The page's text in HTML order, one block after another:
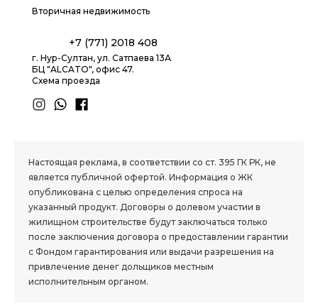
Вторичная недвижимость
+7 (771) 2018 408
г. Нур-Султан, ул. Сатпаева 13А
БЦ "ALCATO", офис 47.
Схема проезда
Настоящая реклама, в соответствии со ст. 395 ГК РК, не
является публичной офертой. Информация о ЖК
опубликована с целью определения спроса на
указанный продукт. Договоры о долевом участии в
жилищном строительстве будут заключаться только
после заключения договора о предоставлении гарантии
с Фондом гарантирования или выдачи разрешения на
привлечение денег дольщиков местным
исполнительным органом.